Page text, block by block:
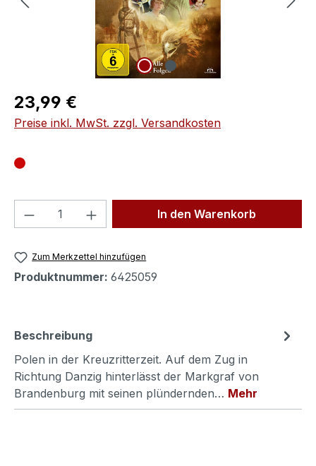
Regulärer Preis:
23,99 €
Preise inkl. MwSt. zzgl. Versandkosten
Produkt Anzahl: Gib denIn den Warenkorb
Zum Merkzettel hinzufügen
Produktnummer: 6425059
Beschreibung
Polen in der Kreuzritterzeit. Auf dem Zug in
Richtung Danzig hinterlässt der Markgraf von
Brandenburg mit seinen plündernden… Mehr